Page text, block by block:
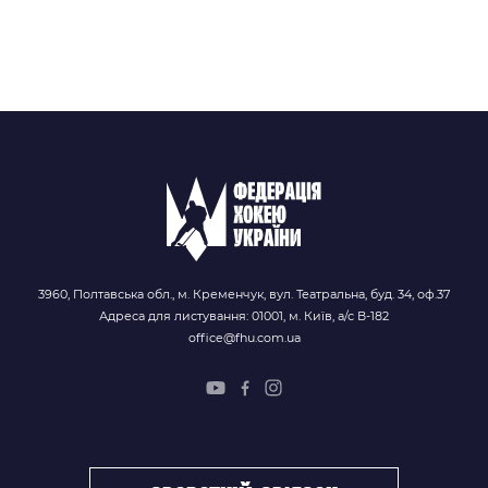
3960, Полтавська обл., м. Кременчук, вул. Театральна, буд. 34, оф.37
Адреса для листування: 01001, м. Київ, а/с В-182
office@fhu.com.ua